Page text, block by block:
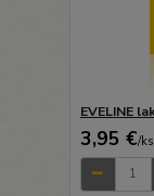
EVELINE
3,95 €/ks